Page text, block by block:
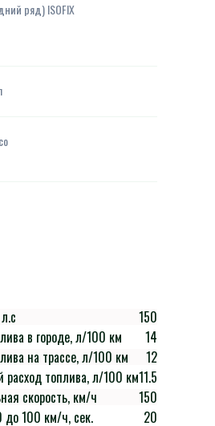
ряд) ISOFIX
150
в городе, л/100 км
14
на трассе, л/100 км
12
топлива, л/100 км11.5
скорость, км/ч
150
до 100 км/ч, сек.
20